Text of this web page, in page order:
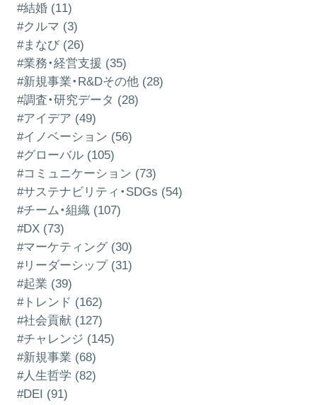
#結婚 (11)
#クルマ (3)
#まなび (26)
#業務・経営支援 (35)
#新規事業・R&Dその他 (28)
#調査・研究データ (28)
#アイデア (49)
#イノベーション (56)
#グローバル (105)
#コミュニケーション (73)
#サステナビリティ・SDGs (54)
#チーム・組織 (107)
#DX (73)
#マーケティング (30)
#リーダーシップ (31)
#起業 (39)
#トレンド (162)
#社会貢献 (127)
#チャレンジ (145)
#新規事業 (68)
#人生哲学 (82)
#DEI (91)